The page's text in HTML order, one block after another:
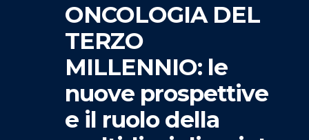
ONCOLOGIA DEL
TERZO
MILLENNIO: le
nuove prospettive
e il ruolo della